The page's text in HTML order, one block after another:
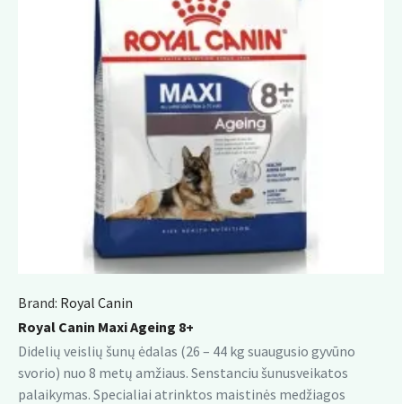
Brand: Royal Canin
Royal Canin Maxi Ageing 8+
Didelių veislių šunų ėdalas (26 – 44 kg suaugusio gyvūno
svorio) nuo 8 metų amžiaus. Senstanciu šunusveikatos
palaikymas. Specialiai atrinktos maistinės medžiagos